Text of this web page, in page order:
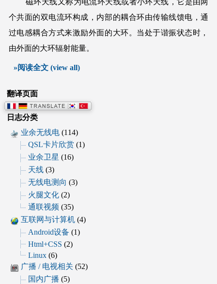
个共面的双电流环构成，内部的耦合环由传输线馈电，通
过电感耦合方式来激励外面的大环。当处于谐振状态时，
由外面的大环辐射能量。
»阅读全文 (view all)
翻译页面
日志分类
业余无线电(114)
QSL卡片欣赏 (1)
业余卫星 (16)
天线(3)
无线电测向 (3)
火腿文化(2)
通联视频 (35)
互联网与计算机(4)
Android设备 (1)
Html+CSS (2)
Linux(6)
广播 / 电视相关 (52)
国内广播 (5)